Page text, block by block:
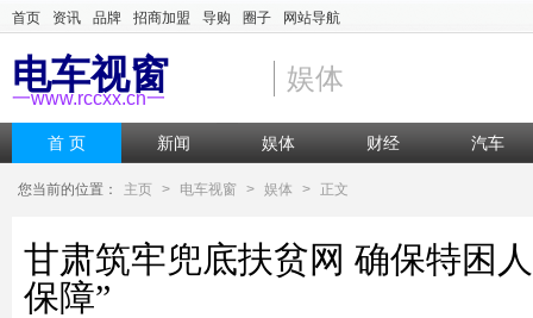
首页 资讯 品牌 招商加盟 导购 圈子 网站导航
电车视窗
一www.rccxx.cn一
娱体
首 页 新闻 娱体 财经 汽车
您当前的位置： 主页 > 电车视窗 > 娱体 > 正文
甘肃筑牢兜底扶贫网 确保特困
保障”